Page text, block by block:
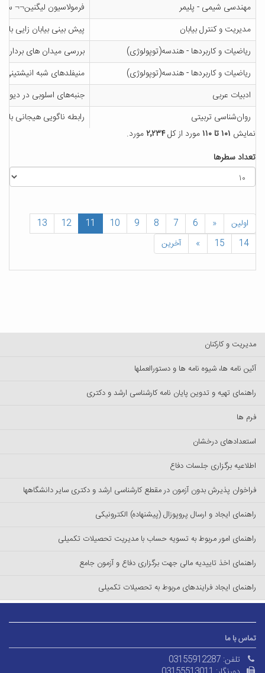
مهندسی شیمی - پلیمر
فرمولاسیون لیگنین¬¬
مدیریت و کنترل بیابان
پیش بینی بیابان زایی
ریاضیات و کاربردها - هندسه(توپولوژی)
بررسی میدان های
ریاضیات و کاربردها - هندسه(توپولوژی)
منیفلدهای شبه
ادبیات عربی
جنبه‌های اسلوبی در
روان‌شناسی تربیتی
رابطه ناگویی هیجانی با
نمایش ۱۰۱ تا ۱۱۰ مورد از کل۲٬۲۳۴مورد.
تعداد سطرها
اولین «
6
7
8
9
10
11
12
13
14
15
» آخرین
مدیریت و کارکنان
آئین نامه ها، شیوه نامه ها و دستورالعملها
راهنمای تهیه و تدوین پایان نامه کارشناسی ارشد و دکتری
فرم ها
استعدادهای درخشان
اطلاعیه برگزاری جلسات دفاع
فراخوان پذیرش بدون آزمون در مقطع کارشناسی ارشد و دکتری سایر دانشگاهها
راهنمای ایجاد و ارسال پروپوزال (پیشنهاده) الکترونیکی
راهنمای امور مربوط به تسویه حساب با مدیریت تحصیلات تکمیلی
راهنمای اخذ تاییدیه مالی جهت برگزاری دفاع و آزمون جامع
راهنمای ایجاد فرایندهای مربوط به تحصیلات تکمیلی
تماس با ما
تلفن: 03155912287